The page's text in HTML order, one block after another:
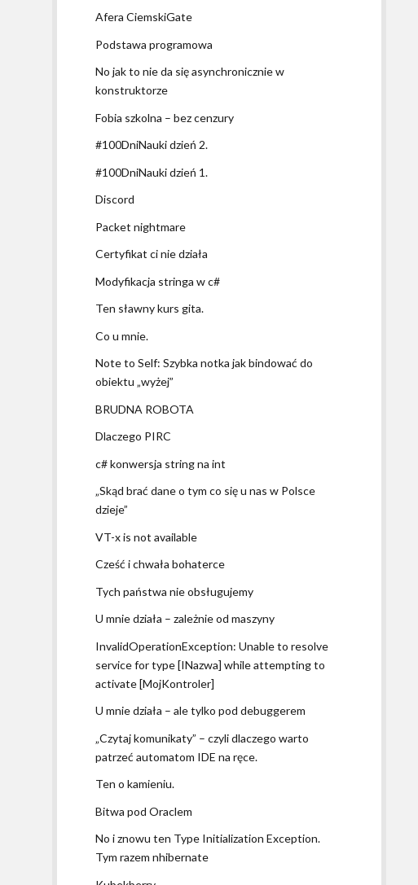
Afera CiemskiGate
Podstawa programowa
No jak to nie da się asynchronicznie w
konstruktorze
Fobia szkolna – bez cenzury
#100DniNauki dzień 2.
#100DniNauki dzień 1.
Discord
Packet nightmare
Certyfikat ci nie działa
Modyfikacja stringa w c#
Ten sławny kurs gita.
Co u mnie.
Note to Self: Szybka notka jak bindować do
obiektu „wyżej”
BRUDNA ROBOTA
Dlaczego PIRC
c# konwersja string na int
„Skąd brać dane o tym co się u nas w Polsce
dzieje”
VT-x is not available
Cześć i chwała bohaterce
Tych państwa nie obsługujemy
U mnie działa – zależnie od maszyny
InvalidOperationException: Unable to resolve
service for type [INazwa] while attempting to
activate [MojKontroler]
U mnie działa – ale tylko pod debuggerem
„Czytaj komunikaty” – czyli dlaczego warto
patrzeć automatom IDE na ręce.
Ten o kamieniu.
Bitwa pod Oraclem
No i znowu ten Type Initialization Exception.
Tym razem nhibernate